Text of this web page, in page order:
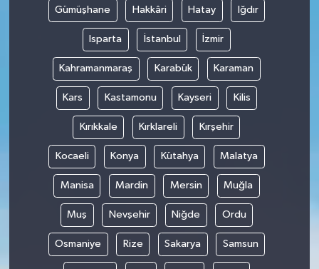
Gümüşhane Hakkâri Hatay Iğdır
Isparta İstanbul İzmir
Kahramanmaraş Karabük Karaman
Kars Kastamonu Kayseri Kilis
Kırıkkale Kırklareli Kırşehir
Kocaeli Konya Kütahya Malatya
Manisa Mardin Mersin Muğla
Muş Nevşehir Niğde Ordu
Osmaniye Rize Sakarya Samsun